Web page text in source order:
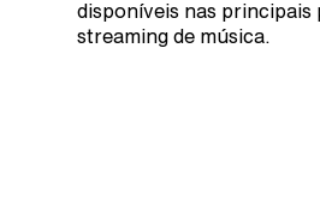
disponíveis nas principais
streaming de música.